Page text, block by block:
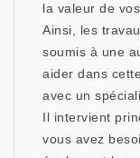
la valeur de
Ainsi, les
soumis à une
aider dans
avec un
Il intervient
vous avez